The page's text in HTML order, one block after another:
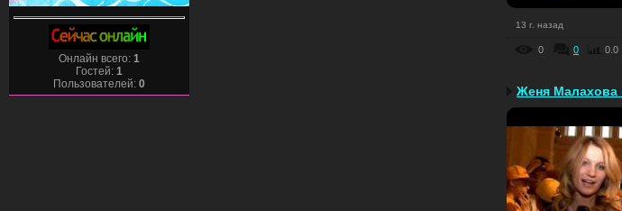
Онлайн всего: 1
Гостей: 1
Пользователей: 0
13 г. назад
0 0 0.0